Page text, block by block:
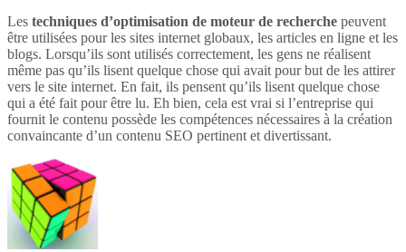
Les techniques d’optimisation de moteur de recherche peuvent
être utilisées pour les sites internet globaux, les articles en ligne et les
blogs. Lorsqu’ils sont utilisés correctement, les gens ne réalisent
même pas qu’ils lisent quelque chose qui avait pour but de les attirer
vers le site internet. En fait, ils pensent qu’ils lisent quelque chose
qui a été fait pour être lu. Eh bien, cela est vrai si l’entreprise qui
fournit le contenu possède les compétences nécessaires à la création
convaincante d’un contenu SEO pertinent et divertissant.